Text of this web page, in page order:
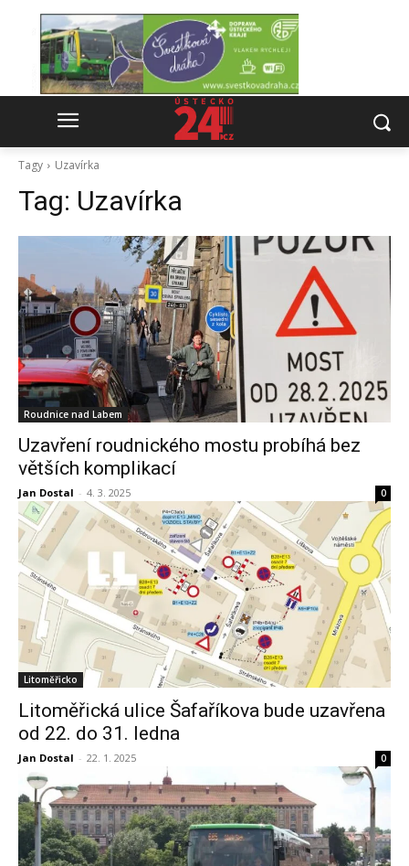
Tagy Uzavírka
Tag: Uzavírka
Roudnice nad Labem
Uzavření roudnického mostu probíhá bez
větších komplikací
Jan Dostal - 4. 3. 2025 0
Litoměřicko
Litoměřická ulice Šafaříkova bude uzavřena
od 22. do 31. ledna
Jan Dostal - 22. 1. 2025 0